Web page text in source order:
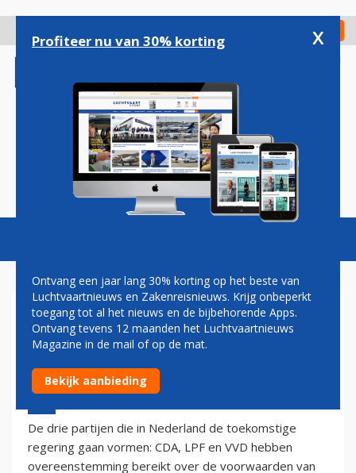
gaan
Check in
Magazine Podcasts Vacatures
BEURSGANG SCHIPHOL KOMT
DICHTERBIJ
13 juni 2002 - 2:00
De drie partijen die in Nederland de toekomstige
regering gaan vormen: CDA, LPF en VVD hebben
overeenstemming bereikt over de voorwaarden van
Profiteer nu van 30% korting x
Ontvang een jaar lang 30% korting op het beste van
Luchtvaartnieuws en Zakenreisnieuws. Krijg onbeperkt
toegang tot al het nieuws en de bijbehorende Apps.
Ontvang tevens 12 maanden het Luchtvaartnieuws
Magazine in de mail of op de mat.
Bekijk aanbieding